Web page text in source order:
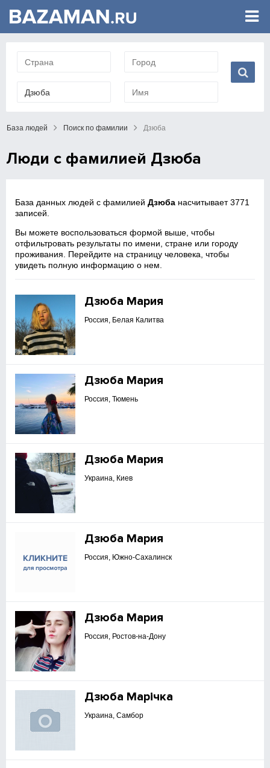
База людей Поиск по фамилии Дзюба
Люди с фамилией Дзюба
База данных людей с фамилиейДзюба насчитывает 3771
записей.
Вы можете воспользоваться формой выше, чтобы
отфильтровать результаты по имени, стране или городу
проживания. Перейдите на страницу человека, чтобы
увидеть полную информацию о нем.
Дзюба Мария
Россия, Белая Калитва
Дзюба Мария
Россия, Тюмень
Дзюба Мария
Украина, Киев
Дзюба Мария
Россия, Южно-Сахалинск
Дзюба Мария
Россия, Ростов-на-Дону
Дзюба Марічка
Украина, Самбор